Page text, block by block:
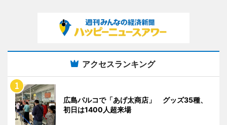
アクセスランキング
広島パルコで「あげ太商店」 グッズ35種、
初日は1400人超来場